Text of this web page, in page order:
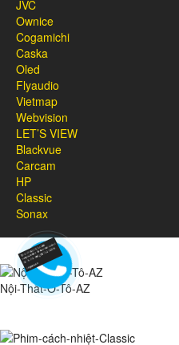
JVC
Ownice
Cogamichi
Caska
Oled
Flyaudio
Vietmap
Webvision
LET’S VIEW
Blackvue
Carcam
HP
Classic
Sonax
Nội-Thất-Ô-Tô-AZ